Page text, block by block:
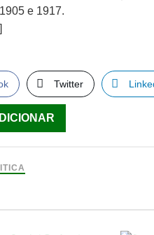
e 1917.
Twitter